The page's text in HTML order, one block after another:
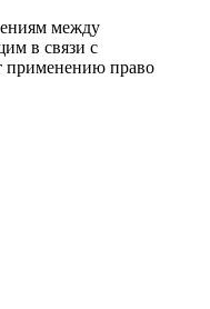
между
в связи с
применению право